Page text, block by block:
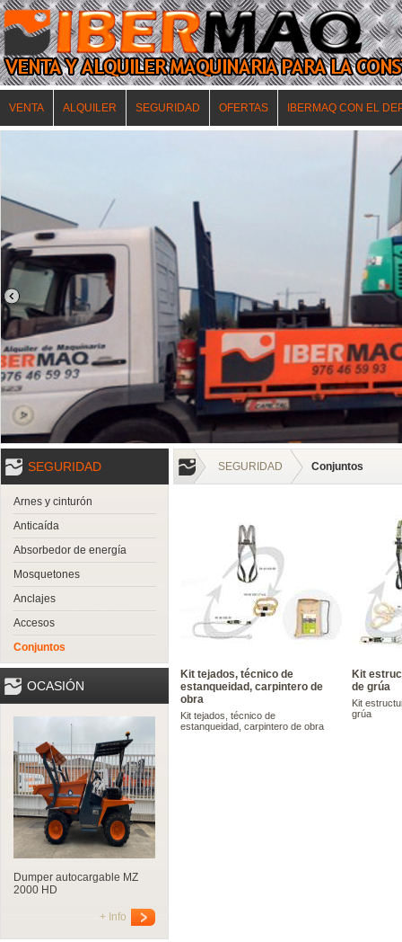
VENTA ALQUILER SEGURIDAD OFERTAS IBERMAQ CON EL
SEGURIDAD
Arnes y cinturón
Anticaída
Absorbedor de energía
Mosquetones
Anclajes
Accesos
Conjuntos
OCASIÓN
Dumper autocargable MZ
2000 HD
+ Info
SEGURIDAD Conjuntos
Kit tejados, técnico de
estanqueidad, carpintero de
obra
Kit tejados, técnico de
estanqueidad, carpintero de obra
Kit
de grúa
Kit
grúa